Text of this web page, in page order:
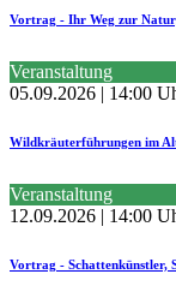
Vortrag - Ihr Weg zur
Veranstaltung
05.09.2026 | 14:00
Wildkräuterführungen im
Veranstaltung
12.09.2026 | 14:00
Vortrag - Schattenkünstler,